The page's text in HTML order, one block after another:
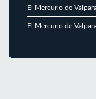
El Mercurio de
El Mercurio de